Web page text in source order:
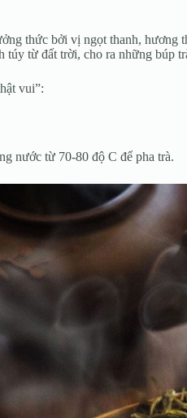
thức bởi vị ngọt thanh,
từ đất trời, cho ra những búp
vui”:
nước từ 70-80 độ C để pha trà.